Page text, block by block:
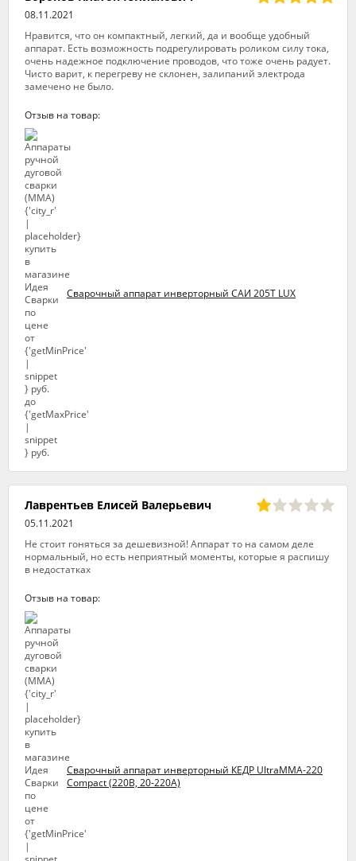
08.11.2021
Нравится, что он компактный, легкий, да и вообще удобный
аппарат. Есть возможность подрегулировать роликом силу тока,
очень надежное подключение проводов, что тоже очень радует.
Чисто варит, к перегреву не склонен, залипаний электрода
замечено не было.
Отзыв на товар:
Сварочный аппарат инверторный САИ 205Т LUX
Лаврентьев Елисей Валерьевич
05.11.2021
Не стоит гоняться за дешевизной! Аппарат то на самом деле
нормальный, но есть неприятный моменты, которые я распишу
в недостатках
Отзыв на товар:
Сварочный аппарат инверторный КЕДР UltraMMA-220
Compact (220В, 20-220А)